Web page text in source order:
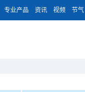
专业产品 资讯 视频 节气